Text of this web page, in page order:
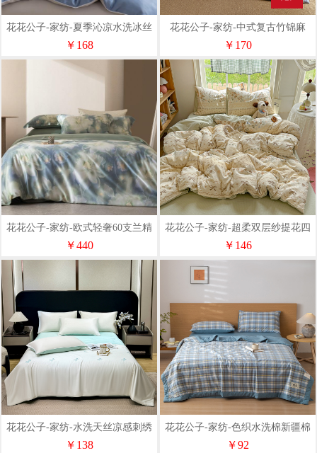
花花公子-家纺-夏季沁凉水洗冰丝
深睡四件套
￥168
花花公子-家纺-中式复古竹锦麻
1.8m床标准尺寸四件套
￥170
花花公子-家纺-欧式轻奢60支兰精
天丝数码印花四件套
￥440
花花公子-家纺-超柔双层纱提花四
件套
￥146
花花公子-家纺-水洗天丝凉感刺绣
双人夏被
￥138
花花公子-家纺-色织水洗棉新疆棉
夏季180*200cm空调被
￥92